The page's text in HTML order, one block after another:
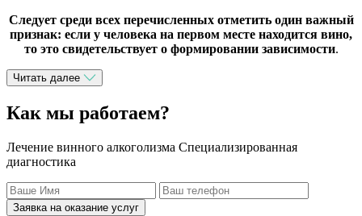
Следует среди всех перечисленных отметить один важный
признак: если у человека на первом месте находится вино,
то это свидетельствует о формировании зависимости.
Читать далее
Как мы работаем?
Лечение винного алкоголизма Специализированная
диагностика
Заявка на оказание услуг